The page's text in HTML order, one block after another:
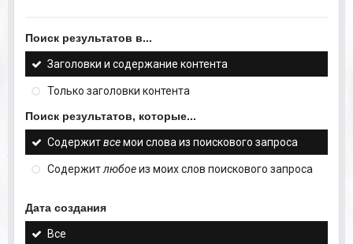
Поиск результатов в...
Заголовки и содержание контента
Только заголовки контента
Поиск результатов, которые...
Содержитвсемои слова из поискового запроса
Содержитлюбоеиз моих слов поискового запроса
Дата создания
Все